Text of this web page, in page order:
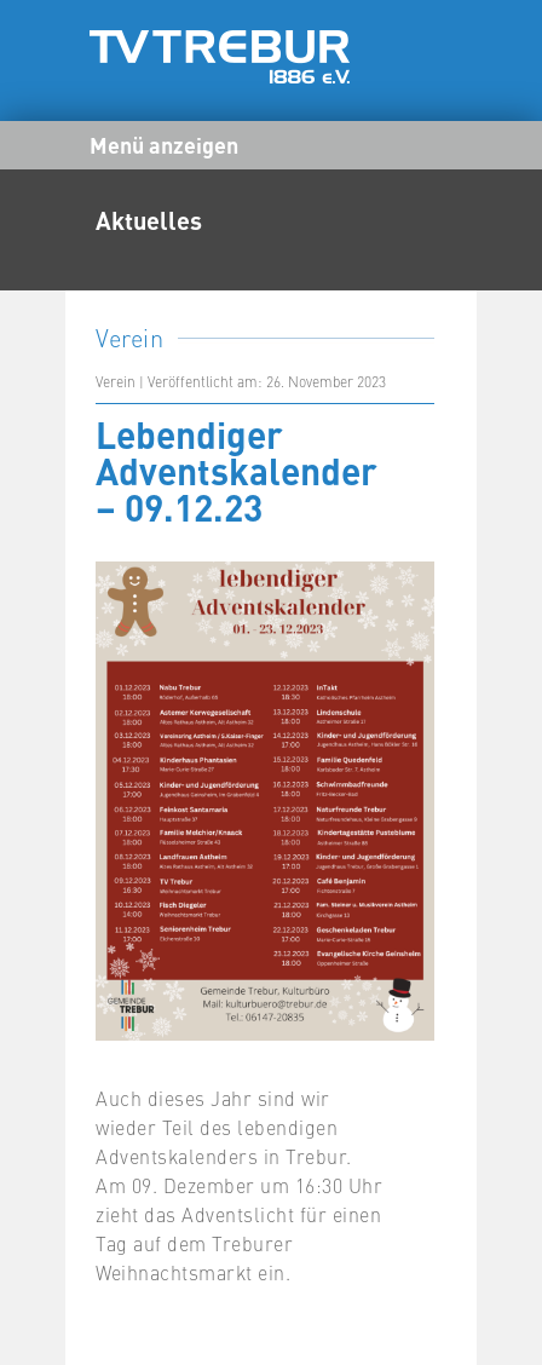
Menü anzeigen
Aktuelles
Verein
Verein | Veröffentlicht am: 26. November 2023
Lebendiger
Adventskalender
– 09.12.23
Auch dieses Jahr sind wir
wieder Teil des lebendigen
Adventskalenders in Trebur.
Am 09. Dezember um 16:30 Uhr
zieht das Adventslicht für einen
Tag auf dem Treburer
Weihnachtsmarkt ein.